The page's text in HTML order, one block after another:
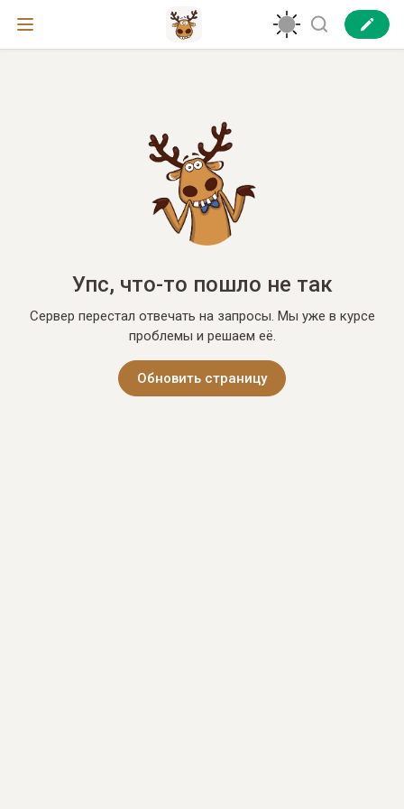
Упс, что-то пошло не так
Сервер перестал отвечать на запросы. Мы уже в курсе
проблемы и решаем её.
Обновить страницу